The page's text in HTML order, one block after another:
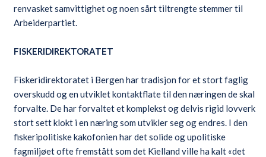
renvasket samvittighet og noen sårt tiltrengte stemmer til
Arbeiderpartiet.
FISKERIDIREKTORATET
Fiskeridirektoratet i Bergen har tradisjon for et stort faglig
overskudd og en utviklet kontaktflate til den næringen de skal
forvalte. De har forvaltet et komplekst og delvis rigid lovverk
stort sett klokt i en næring som utvikler seg og endres. I den
fiskeripolitiske kakofonien har det solide og upolitiske
fagmiljøet ofte fremstått som det Kielland ville ha kalt «det